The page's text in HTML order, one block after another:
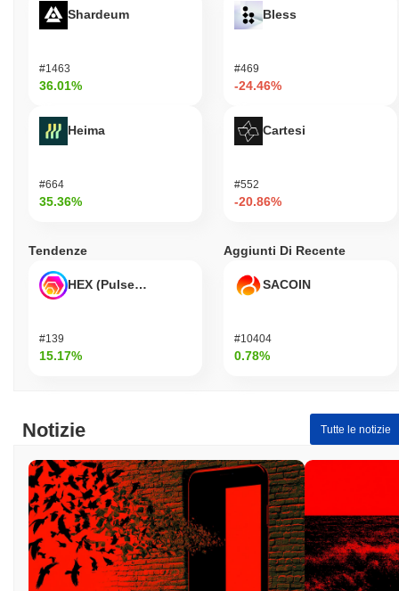
Shardeum
#1463
36.01%
Heima
#664
35.36%
Bless
#469
-24.46%
Cartesi
#552
-20.86%
Tendenze
HEX (Pulsechain)
#139
15.17%
Aggiunti Di Recente
SACOIN
#10404
0.78%
Notizie Tutte le notizie